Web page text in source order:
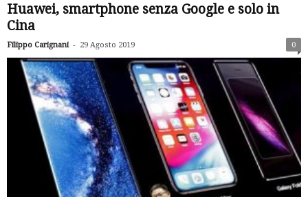
Huawei, smartphone senza Google e solo in
Cina
Filippo Carignani - 29 Agosto 2019 0